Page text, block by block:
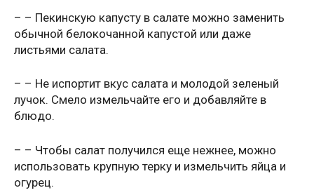
– – Пекинскую капусту в салате можно заменить
обычной белокочанной капустой или даже
листьями салата.
– – Не испортит вкус салата и молодой зеленый
лучок. Смело измельчайте его и добавляйте в
блюдо.
– – Чтобы салат получился еще нежнее, можно
использовать крупную терку и измельчить яйца и
огурец.